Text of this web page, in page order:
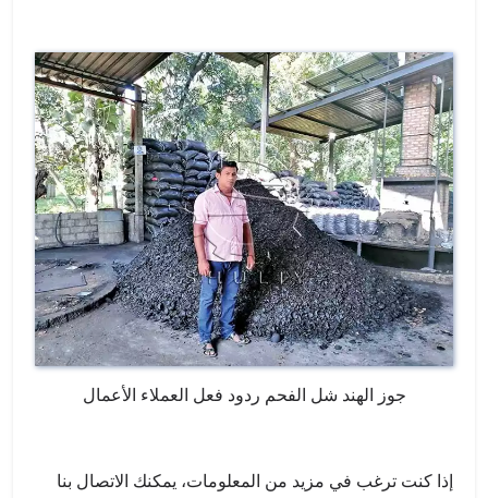
جوز الهند شل الفحم ردود فعل العملاء الأعمال
إذا كنت ترغب في مزيد من المعلومات، يمكنك الاتصال بنا